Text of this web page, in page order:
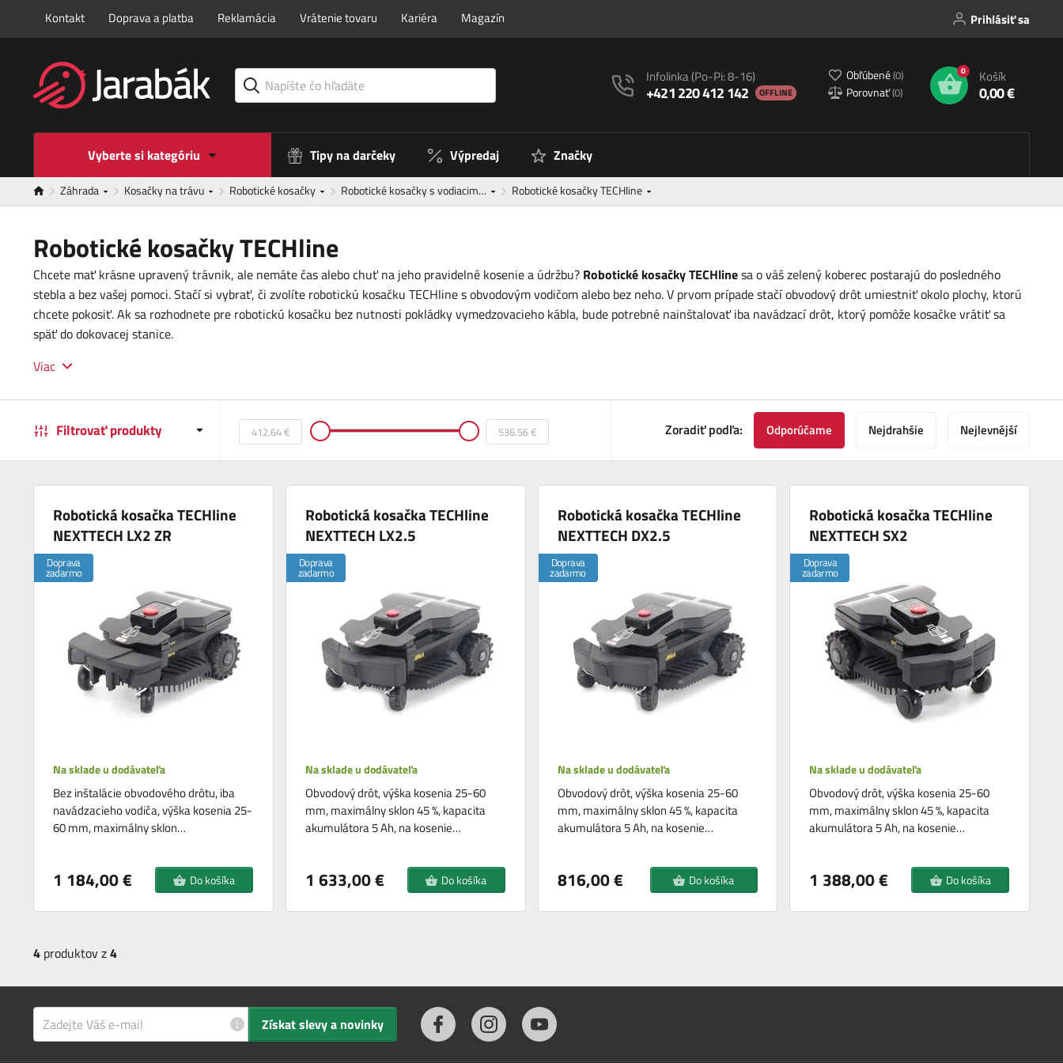
Kontakt Doprava a platba Reklamácia Vrátenie tovaru Kariéra Magazín Prihlásiť sa
Infolinka(Po-Pi: 8-16)
+421 220 412 142 OFFLINE
Obľúbené(0)
Porovnať(0)
0 Košík
0,00 €
Vyberte si kategóriu Tipy na darčeky Výpredaj Značky
Záhrada Kosačky na trávu Robotické kosačky Robotické kosačky s vodiacim… Robotické kosačky TECHline
Robotické kosačky TECHline
Chcete mať krásne upravený trávnik, ale nemáte čas alebo chuť na jeho pravidelné kosenie a údržbu? Robotické kosačky TECHlinesa o váš zelený koberec postarajú do posledného
stebla a bez vašej pomoci. Stačí si vybrať, či zvolíte robotickú kosačku TECHline s obvodovým vodičom alebo bez neho. V prvom prípade stačí obvodový drôt umiestniť okolo plochy, ktorú
chcete pokosiť. Ak sa rozhodnete pre robotickú kosačku bez nutnosti pokládky vymedzovacieho kábla, bude potrebné nainštalovať iba navádzací drôt, ktorý pomôže kosačke vrátiť sa
späť do dokovacej stanice.
Viac
Filtrovať produkty Zoradiť podľa: Odporúčame Nejdrahšie Nejlevnější
Robotická kosačka TECHline
NEXTTECH LX2 ZR
Doprava
zadarmo
Na sklade u dodávateľa
Bez inštalácie obvodového drôtu, iba
navádzacieho vodiča, výška kosenia 25-
60 mm, maximálny sklon…
1 184,00 € Do košíka
Robotická kosačka TECHline
NEXTTECH LX2.5
Doprava
zadarmo
Na sklade u dodávateľa
Obvodový drôt, výška kosenia 25-60
mm, maximálny sklon 45 %, kapacita
akumulátora 5 Ah, na kosenie…
1 633,00 € Do košíka
Robotická kosačka TECHline
NEXTTECH DX2.5
Doprava
zadarmo
Na sklade u dodávateľa
Obvodový drôt, výška kosenia 25-60
mm, maximálny sklon 45 %, kapacita
akumulátora 5 Ah, na kosenie…
816,00 € Do košíka
Robotická kosačka TECHline
NEXTTECH SX2
Doprava
zadarmo
Na sklade u dodávateľa
Obvodový drôt, výška kosenia 25-60
mm, maximálny sklon 45 %, kapacita
akumulátora 5 Ah, na kosenie…
1 388,00 € Do košíka
4 produktov z4
i Získat slevy a novinky